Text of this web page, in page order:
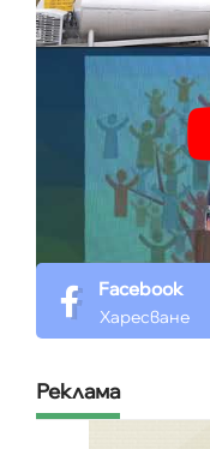
Facebook
Харесване
Реклама